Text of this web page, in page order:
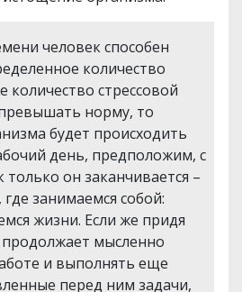
человек способен
количество
количество стрессовой
норму, то
будет происходить
день, предположим, с
только он заканчивается –
занимаемся собой:
жизни. Если же придя
мысленно
и выполнять еще
перед ним задачи,